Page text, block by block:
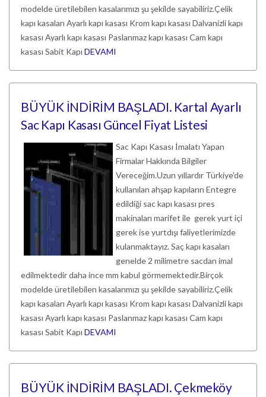
modelde üretilebilen kasalarımızı şu şekilde sayabiliriz.Çelik
kapı kasaları Ayarlı kapı kasası Krom kapı kasası Dalvanizli kapı
kasası Ayarlı kapı kasası Paslanmaz kapı kasası Cam kapı
kasası Sabit Kapı DEVAMI
BÜYÜK İNDİRİM BAŞLADI. Kartal Ayarlı
Sac Kapı Kasası Güncel Fiyat Listesi
Sac Kapı Kasası İmalatı Yapan
Firmalar Hakkında Bilgiler
Vereceğim.Uzun yıllardır Türkiye'de
kullanılan ahşap kapıların Entegre
edildiği sac kapı kasası pres
makinaları marifet ile gerek yurt içi
gerek ise yurtdışı faliyetlerimizde
kulanmaktayız. Saç kapı kasaları
genelde 2 milimetre sacdan imal
edilmektedir daha ince mm kabul görmemektedir.Birçok
modelde üretilebilen kasalarımızı şu şekilde sayabiliriz.Çelik
kapı kasaları Ayarlı kapı kasası Krom kapı kasası Dalvanizli kapı
kasası Ayarlı kapı kasası Paslanmaz kapı kasası Cam kapı
kasası Sabit Kapı DEVAMI
BÜYÜK İNDİRİM BAŞLADI. Çekmeköy